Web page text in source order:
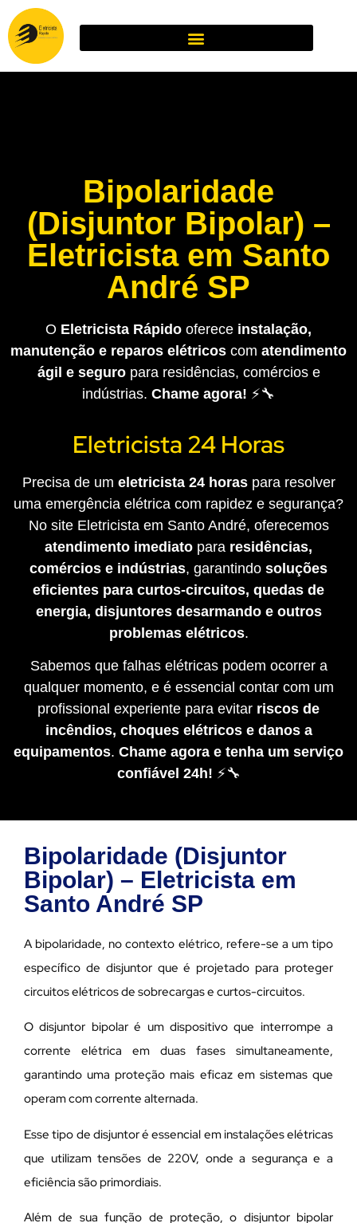
Bipolaridade
(Disjuntor Bipolar) –
Eletricista em Santo
André SP
O Eletricista Rápido oferece instalação,
manutenção e reparos elétricos com atendimento
ágil e seguropara residências, comércios e
indústrias. Chame agora! ⚡🔧
Eletricista 24 Horas
Precisa de um eletricista 24 horaspara resolver
uma emergência elétrica com rapidez e segurança?
No site Eletricista em Santo André, oferecemos
atendimento imediato para residências,
comércios e indústrias, garantindo soluções
eficientes para curtos-circuitos, quedas de
energia, disjuntores desarmando e outros
problemas elétricos.
Sabemos que falhas elétricas podem ocorrer a
qualquer momento, e é essencial contar com um
profissional experiente para evitar riscos de
incêndios, choques elétricos e danos a
equipamentos. Chame agora e tenha um serviço
confiável 24h! ⚡🔧
Bipolaridade (Disjuntor
Bipolar) – Eletricista em
Santo André SP
A bipolaridade, no contexto elétrico, refere-se a um tipo
específico de disjuntor que é projetado para proteger
circuitos elétricos de sobrecargas e curtos-circuitos.
O disjuntor bipolar é um dispositivo que interrompe a
corrente elétrica em duas fases simultaneamente,
garantindo uma proteção mais eficaz em sistemas que
operam com corrente alternada.
Esse tipo de disjuntor é essencial em instalações elétricas
que utilizam tensões de 220V, onde a segurança e a
eficiência são primordiais.
Além de sua função de proteção, o disjuntor bipolar